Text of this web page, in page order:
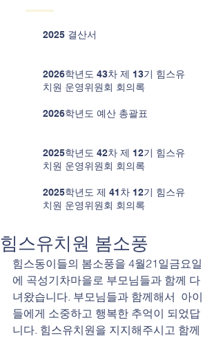
2025 결산서
2026학년도 43차 제 13기 힘스유
치원 운영위원회 회의록
2026학년도 예산 총괄표
2025학년도 42차 제 12기 힘스유
치원 운영위원회 회의록
2025학년도 제 41차 12기 힘스유
치원 운영위원회 회의록
힘스유치원 봄소풍
힘스동이들의 봄소풍을 4월21일금요일
에 곡성기차마을로 부모님들과 함께 다
녀왔습니다. 부모님들과 함께해서  아이
들에게 소중하고 행복한 추억이 되었답
니다. 힘스유치원을 지지해주시고 함께